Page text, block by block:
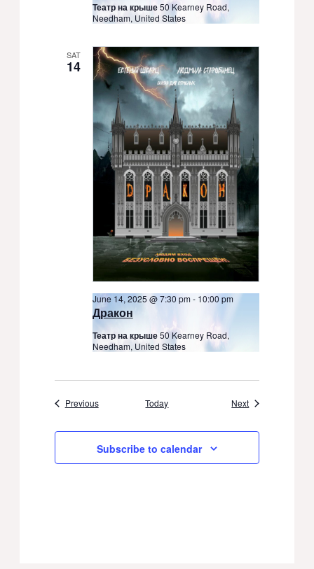
Театр на крыше50 Kearney Road,
Needham, United States
SAT
14
Дракон
June 14, 2025 @ 7:30 pm- 10:00 pm
Театр на крыше50 Kearney Road,
Needham, United States
PreviousEvents Today NextEvents
Subscribe to calendar